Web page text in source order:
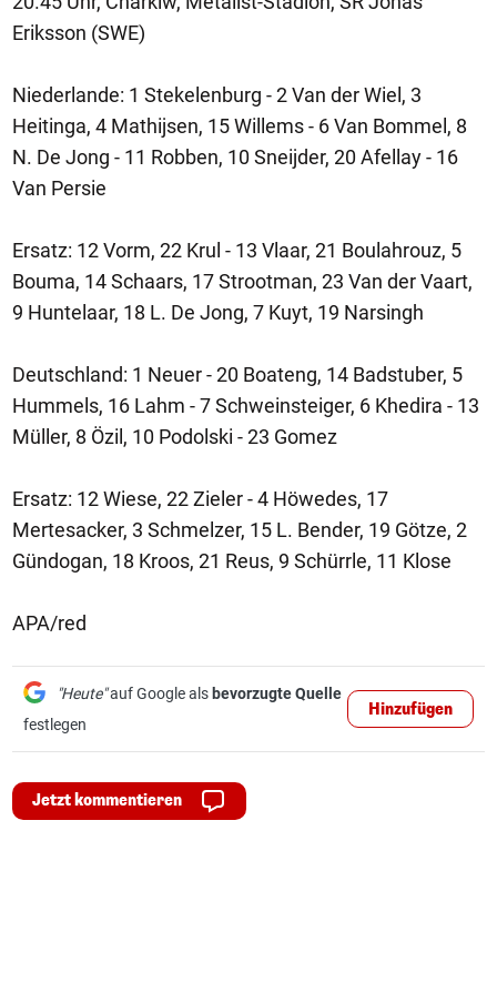
Eriksson (SWE)
Niederlande: 1 Stekelenburg - 2 Van der Wiel, 3
Heitinga, 4 Mathijsen, 15 Willems - 6 Van Bommel, 8
N. De Jong - 11 Robben, 10 Sneijder, 20 Afellay - 16
Van Persie
Ersatz: 12 Vorm, 22 Krul - 13 Vlaar, 21 Boulahrouz, 5
Bouma, 14 Schaars, 17 Strootman, 23 Van der Vaart,
9 Huntelaar, 18 L. De Jong, 7 Kuyt, 19 Narsingh
Deutschland: 1 Neuer - 20 Boateng, 14 Badstuber, 5
Hummels, 16 Lahm - 7 Schweinsteiger, 6 Khedira - 13
Müller, 8 Özil, 10 Podolski - 23 Gomez
Ersatz: 12 Wiese, 22 Zieler - 4 Höwedes, 17
Mertesacker, 3 Schmelzer, 15 L. Bender, 19 Götze, 2
Gündogan, 18 Kroos, 21 Reus, 9 Schürrle, 11 Klose
APA/red
"Heute"auf Google als bevorzugte Quelle
festlegen
Hinzufügen
Jetzt kommentieren